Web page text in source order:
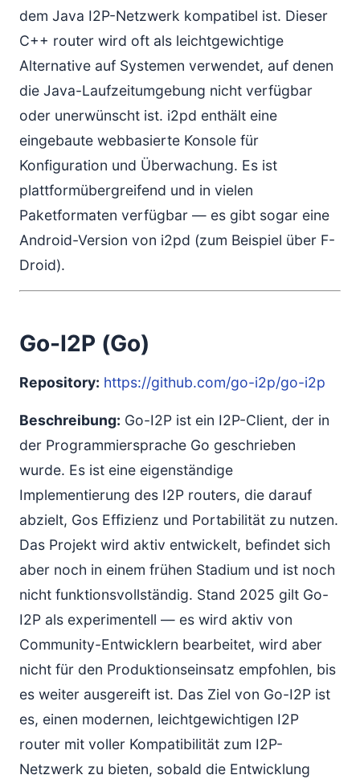
dem Java I2P-Netzwerk kompatibel ist. Dieser
C++ router wird oft als leichtgewichtige
Alternative auf Systemen verwendet, auf denen
die Java-Laufzeitumgebung nicht verfügbar
oder unerwünscht ist. i2pd enthält eine
eingebaute webbasierte Konsole für
Konfiguration und Überwachung. Es ist
plattformübergreifend und in vielen
Paketformaten verfügbar — es gibt sogar eine
Android-Version von i2pd (zum Beispiel über F-
Droid).
Go-I2P (Go)
Repository: https://github.com/go-i2p/go-i2p
Beschreibung: Go-I2P ist ein I2P-Client, der in
der Programmiersprache Go geschrieben
wurde. Es ist eine eigenständige
Implementierung des I2P routers, die darauf
abzielt, Gos Effizienz und Portabilität zu nutzen.
Das Projekt wird aktiv entwickelt, befindet sich
aber noch in einem frühen Stadium und ist noch
nicht funktionsvollständig. Stand 2025 gilt Go-
I2P als experimentell — es wird aktiv von
Community-Entwicklern bearbeitet, wird aber
nicht für den Produktionseinsatz empfohlen, bis
es weiter ausgereift ist. Das Ziel von Go-I2P ist
es, einen modernen, leichtgewichtigen I2P
router mit voller Kompatibilität zum I2P-
Netzwerk zu bieten, sobald die Entwicklung